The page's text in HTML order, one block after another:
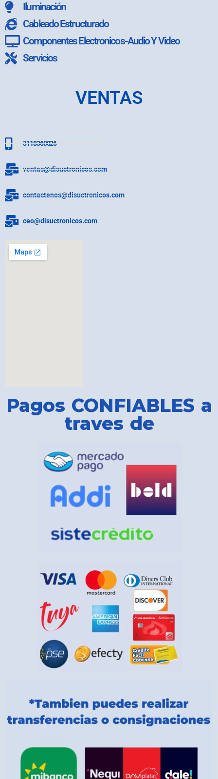
Iluminación
Cableado Estructurado
Componentes Electronicos-Audio Y Video
Servicios
VENTAS
3118360026
ventas@disuctronicos.com
contactenos@disuctronicos.com
ceo@disuctronicos.com
Pagos CONFIABLES a
traves de